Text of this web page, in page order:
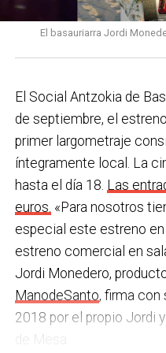
con programas de
en los centros de
combatir la brecha
y, a principios del año
prestar los servicios de
comunitarias.
En las últimas semanas
estado marcada por
presuntas
está afrontando el
situación y qué
ciudadanía?Los hechos
nos corresponde aclarar
con el mayor rigor y
una acción que los
contraria al propio plan
Sin soluciones reales
Ante la falta de
comité, los
advirtieron a la dirección
Inspección de Trabajo.
percibieron un amago
social lamenta que las
nuevas alertas
«testimoniales,
aparentar», sin llegar a
efectivas en los puestos
El basauriarra Jordi
El Social Antzokia de
de septiembre, el
primer largometraje
íntegramente local. La
hasta el día 18. Las
euros. «Para nosotros
especial este estreno en
estreno comercial en
Jordi Monedero,
ManodeSanto, firma con
2018 por el propio Jordi
de Mesa.